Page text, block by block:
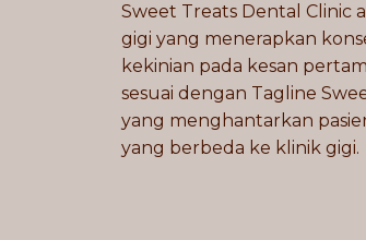
Sweet Treats Dental Clinic
gigi yang menerapkan
kekinian pada kesan
sesuai dengan Tagline
yang menghantarkan
yang berbeda ke klinik gigi.